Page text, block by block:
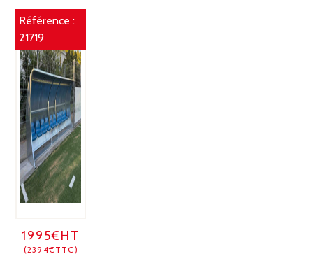
Référence :
21719
1995€HT
(2394€TTC)